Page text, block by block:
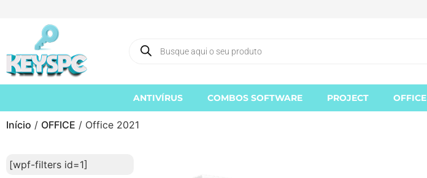
ANTIVÍRUS COMBOS SOFTWARE PROJECT OFFICE
Início / OFFICE / Office 2021
[wpf-filters id=1]